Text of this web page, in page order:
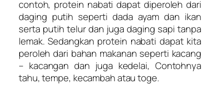
contoh, protein nabati dapat diperoleh dari
daging putih seperti dada ayam dan ikan
serta putih telur dan juga daging sapi tanpa
lemak. Sedangkan protein nabati dapat kita
peroleh dari bahan makanan seperti kacang
– kacangan dan juga kedelai, Contohnya
tahu, tempe, kecambah atau toge.